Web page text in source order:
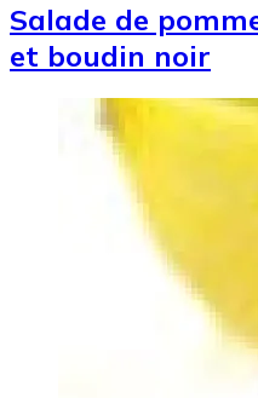
Salade de
et boudin noir
Image